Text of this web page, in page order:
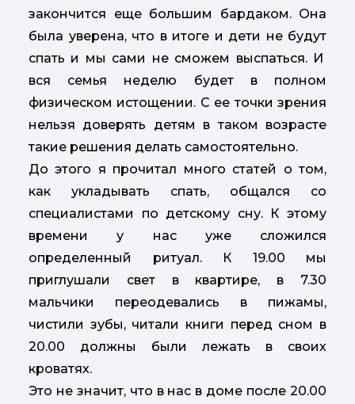
закончится еще большим бардаком. Она
была уверена, что в итоге и дети не будут
спать и мы сами не сможем выспаться. И
вся семья неделю будет в полном
физическом истощении. С ее точки зрения
нельзя доверять детям в таком возрасте
такие решения делать самостоятельно.
До этого я прочитал много статей о том,
как укладывать спать, общался со
специалистами по детскому сну. К этому
времени у нас уже сложился
определенный ритуал. К 19.00 мы
приглушали свет в квартире, в 7.30
мальчики переодевались в пижамы,
чистили зубы, читали книги перед сном в
20.00 должны были лежать в своих
кроватях.
Это не значит, что в нас в доме после 20.00